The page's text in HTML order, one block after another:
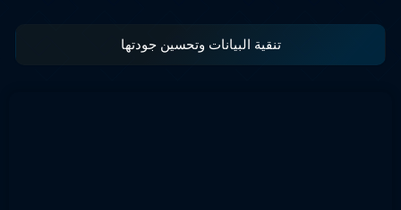
تنقية البيانات وتحسين جودتها